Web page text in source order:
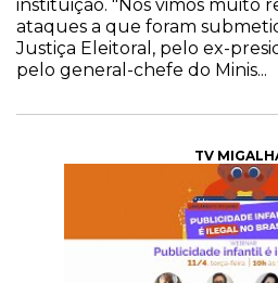
instituição. "Nós vimos muito
ataques a que foram
Justiça Eleitoral, pelo ex-
pelo general-chefe do Minis...
TV